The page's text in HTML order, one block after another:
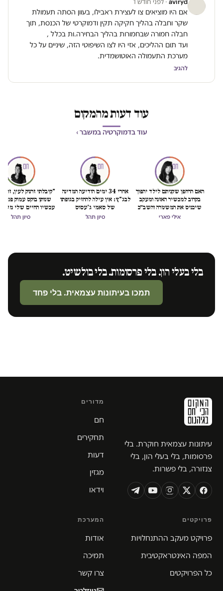
aviryd · לפני חודש 1
אם היו מוציאים צו לעצירת ראבילו, בעוון הסתה תעמולת
שקר וחבלה בהליך חקיקה תקין ודמוקרטי של הכנסת, תוך
חבלה חמורה שבחמורות בהליך הבחירה.ות בכלל ,
ועד תום ההליכים, אזי היו לצו השיפוטי הזה, שיניים על כל
מערכת התעמולה האוטושמדית.
להגיב
עוד דעות מהמקום
עוד בדמוקרטיה במשבר ›
האם הרחפן שקניתם לילד יהפוך
בקרוב למכשיר האזנה ומעקב
שיכניס את המשטרה והשב״כ
לתוך הסלון (והמחשב) שלכם?
אילי פארי
אחרי 34 ימים הודיעה המדינה
לבג"ץ: אין עילה להחזיק בגופתו
של סאמי ג'עסוס
סיון תהל
"קיבלתי זרנוק לעין, זה
שנותן בוקס עמוק
עכשיו החיים שלי
סיון תהל
בלי בעלי הון. בלי פרסומות. בלי בולשיט.
תמכו בעיתונות עצמאית. בלי פחד
עיתונות עצמאית חוקרת. בלי
פרסומות, בלי בעלי הון, בלי
צנזורה, בלי פשרות.
מדורים
חם
תחקירים
דעות
מגזין
וידאו
פרויקטים
פרויקט מעקב ההתנחלויות
המפה האינטראקטיבית
כל הפרויקטים
המערכת
אודות
תמיכה
צרו קשר